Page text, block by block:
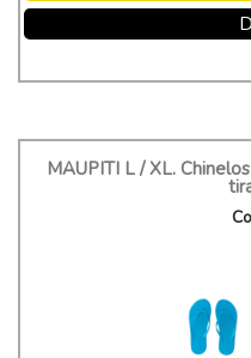
MAUPITI L / XL.